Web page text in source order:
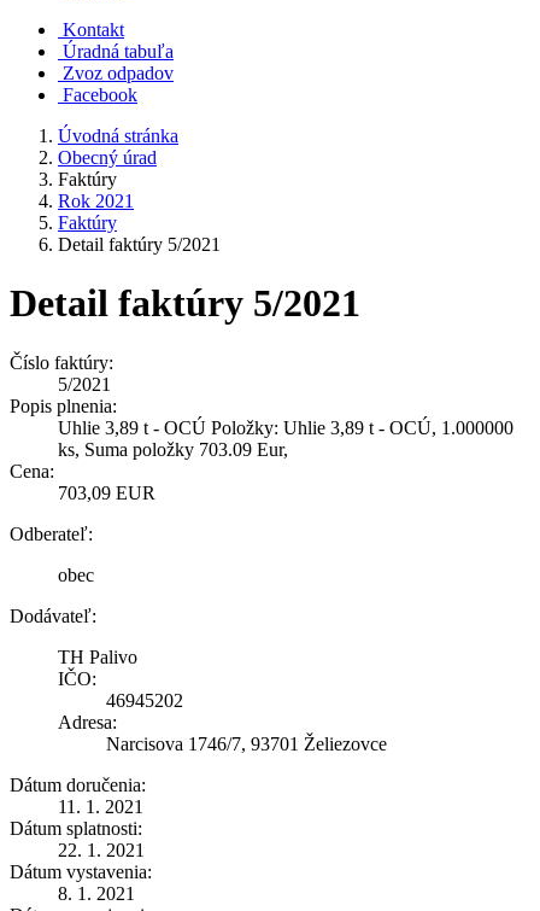
Kontakt
Úradná tabuľa
Zvoz odpadov
Facebook
Úvodná stránka
Obecný úrad
Faktúry
Rok 2021
Faktúry
Detail faktúry 5/2021
Detail faktúry 5/2021
Číslo faktúry:
5/2021
Popis plnenia:
Uhlie 3,89 t - OCÚ Položky: Uhlie 3,89 t - OCÚ, 1.000000
ks, Suma položky 703.09 Eur,
Cena:
703,09 EUR
Odberateľ:
obec
Dodávateľ:
TH Palivo
IČO:
46945202
Adresa:
Narcisova 1746/7, 93701 Želiezovce
Dátum doručenia:
11. 1. 2021
Dátum splatnosti:
22. 1. 2021
Dátum vystavenia:
8. 1. 2021